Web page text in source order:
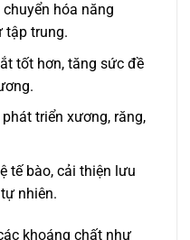
hóa năng
tập trung.
tốt hơn, tăng sức đề
triển xương, răng,
tế bào, cải thiện lưu
nhiên.
khoáng chất như